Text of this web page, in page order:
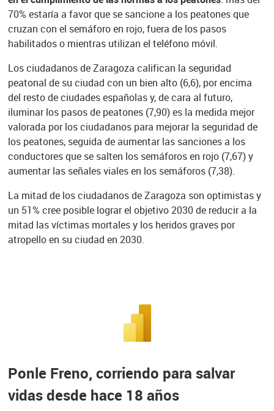
70% estaría a favor que se sancione a los peatones que
cruzan con el semáforo en rojo, fuera de los pasos
habilitados o mientras utilizan el teléfono móvil.
Los ciudadanos de Zaragoza califican la seguridad
peatonal de su ciudad con un bien alto (6,6), por encima
del resto de ciudades españolas y, de cara al futuro,
iluminar los pasos de peatones (7,90) es la medida mejor
valorada por los ciudadanos para mejorar la seguridad de
los peatones, seguida de aumentar las sanciones a los
conductores que se salten los semáforos en rojo (7,67) y
aumentar las señales viales en los semáforos (7,38).
La mitad de los ciudadanos de Zaragoza son optimistas y
un 51% cree posible lograr el objetivo 2030 de reducir a la
mitad las víctimas mortales y los heridos graves por
atropello en su ciudad en 2030.
Ponle Freno, corriendo para salvar
vidas desde hace 18 años